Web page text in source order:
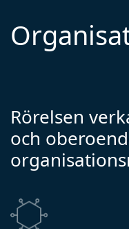
Rörelsen
och